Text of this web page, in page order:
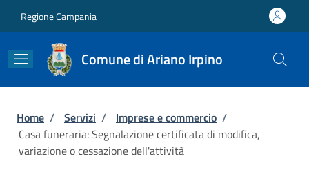
Regione Campania
Comune di Ariano Irpino
Briciole di pane
Home / Servizi / Imprese e commercio /
Casa funeraria: Segnalazione certificata di modifica,
variazione o cessazione dell'attività